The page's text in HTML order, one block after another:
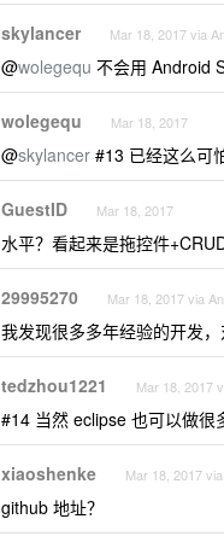
skylancer Mar 18, 2017 via
@wolegequ 不会用 Android
wolegequ Mar 18, 2017
@skylancer #13 已经这么可
GuestID Mar 18, 2017
水平？看起来是拖控件
29995270 Mar 18, 2017 via
我发现很多多年经验的开发
tedzhou1221 Mar 18, 2017
#14 当然 eclipse 也可以做很
xiaoshenke Mar 18, 2017
github 地址？